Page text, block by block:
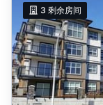
3 剩余房间